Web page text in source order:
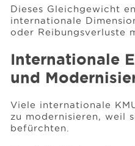
Dieses Gleichgewicht
internationale
oder Reibungsverluste
Internationale
und
Viele internationale
zu modernisieren, weil
befürchten.